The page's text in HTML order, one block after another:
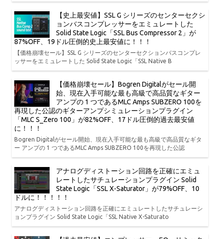
【史上最安値】SSL G シリーズのセンターセクシ
ョンバスコンプレッサーをエミュレートした
Solid State Logic「SSL Bus Compressor 2」が
87%OFF、19ドル圧倒的史上最安値に！！！
【価格崩壊セール】SSL G シリーズのセンターセクションバスコンプレ
ッサーをエミュレートした Solid State Logic「SSL Native B
【価格崩壊セール】Bogren Digitalがセール開
始、現在入手可能な最も高級で高品質なギター
アンプの 1 つであるMLC Amps SUBZERO 100を
再現した公認のギターアンプシミュレーションプラグイン
「MLC S_Zero 100」が82%OFF、17ドル圧倒的過去最安値
に！！！
Bogren Digitalがセール開始、現在入手可能な最も高級で高品質なギタ
ー アンプの 1 つであるMLC Amps SUBZERO 100を再現した公認
アナログディストーション回路を正確にエミュ
レートしたサチュレーションプラグイン Solid
State Logic「SSL X-Saturator」が79%OFF、10
ドルに！！！！！
アナログディストーション回路を正確にエミュレートしたサチュレーシ
ョンプラグイン Solid State Logic「SSL Native X-Saturato